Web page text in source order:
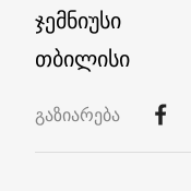
ჯემნიუსი
თბილისი
გაზიარება